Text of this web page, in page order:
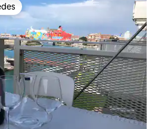
dos hóspedes